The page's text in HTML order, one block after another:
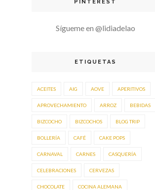
PINTEREST
Sígueme en @lidiadelao
ETIQUETAS
ACEITES AIG AOVE APERITIVOS
APROVECHAMIENTO ARROZ BEBIDAS
BIZCOCHO BIZCOCHOS BLOG TRIP
BOLLERÍA CAFÉ CAKE POPS
CARNAVAL CARNES CASQUERÍA
CELEBRACIONES CERVEZAS
CHOCOLATE COCINA ALEMANA